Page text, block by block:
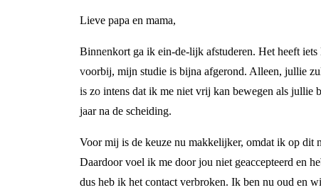
Lieve papa en mama,
Binnenkort ga ik ein-de-lijk afstuderen. Het heeft
voorbij, mijn studie is bijna afgerond. Alleen, jullie
is zo intens dat ik me niet vrij kan bewegen als jullie
jaar na de scheiding.
Voor mij is de keuze nu makkelijker, omdat ik op dit
Daardoor voel ik me door jou niet geaccepteerd en
dus heb ik het contact verbroken. Ik ben nu oud en